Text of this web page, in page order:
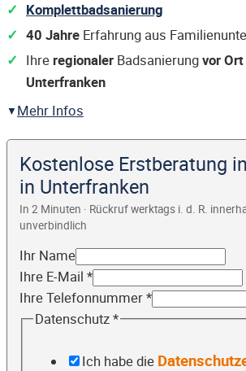
Komplettbadsanierung
40 Jahre Erfahrung aus
Ihre regionaler Badsanierungvor Ort
Unterfranken
Mehr Infos
Kostenlose Erstberatung
in Unterfranken
In 2 Minuten · Rückruf werktags i. d. R.
unverbindlich
Ihr Name
Ihre E-Mail *
Ihre Telefonnummer*
Datenschutz*
Ich habe die